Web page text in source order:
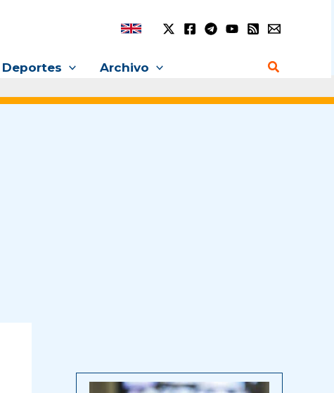
Deportes Archivo Buscar